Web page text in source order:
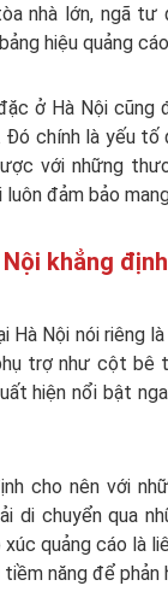
nhà lớn, ngã
hiệu quảng
ở Hà Nội cũng
chính là yếu
với những
đảm bảo
khẳng
Hà Nội nói riêng
trợ như cột bê
hiện nổi bật
cho nên với
di chuyển qua
quảng cáo là
năng để